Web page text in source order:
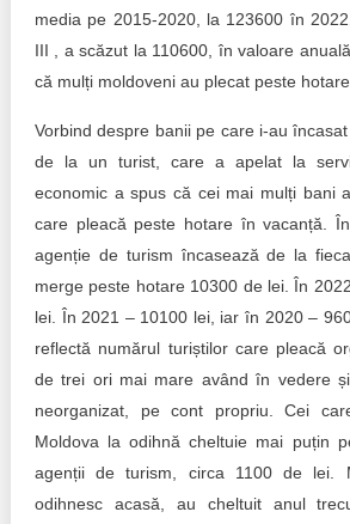
media pe 2015-2020, la 123600 în
III , a scăzut la 110600, în valoare
că mulți moldoveni au plecat peste
Vorbind despre banii pe care i-au
de la un turist, care a apelat la
economic a spus că cei mai mulți bani
care pleacă peste hotare în vacanță.
agenție de turism încasează de la
merge peste hotare 10300 de lei. În
lei. În 2021 – 10100 lei, iar în 2020 –
reflectă numărul turiștilor care pleacă
de trei ori mai mare având în vedere
neorganizat, pe cont propriu. Cei
Moldova la odihnă cheltuie mai puțin
agenții de turism, circa 1100 de lei.
odihnesc acasă, au cheltuit anul